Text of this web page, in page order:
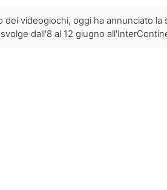
dei videogiochi, oggi ha annunciato la
dall'8 al 12 giugno